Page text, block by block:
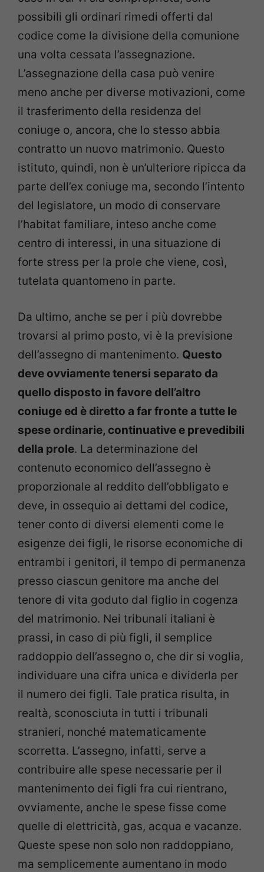
possibili gli ordinari rimedi offerti dal
codice come la divisione della comunione
una volta cessata l’assegnazione.
L’assegnazione della casa può venire
meno anche per diverse motivazioni, come
il trasferimento della residenza del
coniuge o, ancora, che lo stesso abbia
contratto un nuovo matrimonio. Questo
istituto, quindi, non è un’ulteriore ripicca da
parte dell’ex coniuge ma, secondo l’intento
del legislatore, un modo di conservare
l’habitat familiare, inteso anche come
centro di interessi, in una situazione di
forte stress per la prole che viene, così,
tutelata quantomeno in parte.
Da ultimo, anche se per i più dovrebbe
trovarsi al primo posto, vi è la previsione
dell’assegno di mantenimento. Questo
deve ovviamente tenersi separato da
quello disposto in favore dell’altro
coniuge ed è diretto a far fronte a tutte le
spese ordinarie, continuative e prevedibili
della prole. La determinazione del
contenuto economico dell’assegno è
proporzionale al reddito dell’obbligato e
deve, in ossequio ai dettami del codice,
tener conto di diversi elementi come le
esigenze dei figli, le risorse economiche di
entrambi i genitori, il tempo di permanenza
presso ciascun genitore ma anche del
tenore di vita goduto dal figlio in cogenza
del matrimonio. Nei tribunali italiani è
prassi, in caso di più figli, il semplice
raddoppio dell’assegno o, che dir si voglia,
individuare una cifra unica e dividerla per
il numero dei figli. Tale pratica risulta, in
realtà, sconosciuta in tutti i tribunali
stranieri, nonché matematicamente
scorretta. L’assegno, infatti, serve a
contribuire alle spese necessarie per il
mantenimento dei figli fra cui rientrano,
ovviamente, anche le spese fisse come
quelle di elettricità, gas, acqua e vacanze.
Queste spese non solo non raddoppiano,
ma semplicemente aumentano in modo